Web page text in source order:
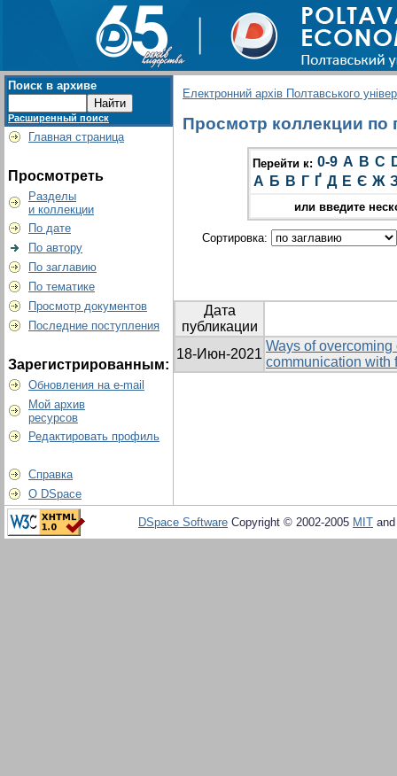
Поиск в архиве
Расширенный поиск
Главная страница
Просмотреть
Разделы
и коллекции
По дате
По автору
По заглавию
По тематике
Просмотр документов
Последние поступления
Зарегистрированным:
Обновления на e-mail
Мой архив
ресурсов
Редактировать профиль
Справка
О DSpace
Електронний архів Полтавського
Просмотр коллекции по
Перейти к: 0-9 A B C
А Б В Г Ґ Д Е Є Ж
или введите
Сортировка:
Дата
публикации
18-Июн-2021
Ways of
communication with
DSpace Software Copyright © 2002-2005 MIT